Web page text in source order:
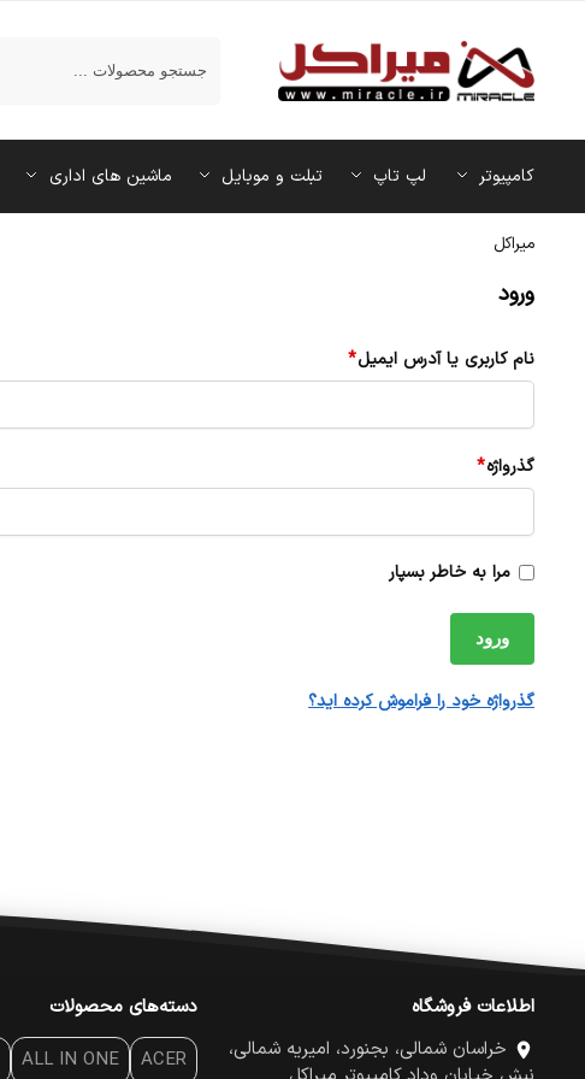
کامپیوتر لپ تاپ تبلت و موبایل ماشین‌ های اداری
میراکل
ورود
نام کاربری یا آدرس ایمیل*
گذرواژه*
مرا به خاطر بسپار
ورود
گذرواژه خود را فراموش کرده اید؟
اطلاعات فروشگاه
خراسان شمالی، بجنورد، امیریه شمالی،
دسته‌های محصولات
ACER
ALL IN ONE